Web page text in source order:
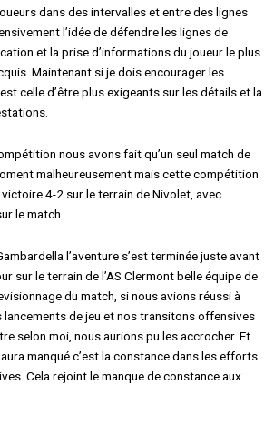
dans des intervalles et entre des lignes
l’idée de défendre les lignes de
et la prise d’informations du joueur le plus
Maintenant si je dois encourager les
celle d’être plus exigeants sur les détails et la
nous avons fait qu’un seul match de
malheureusement mais cette compétition
4-2 sur le terrain de Nivolet, avec
le match.
l’aventure s’est terminée juste avant
sur le terrain de l’AS Clermont belle équipe de
du match, si nous avions réussi à
de jeu et nos transitons offensives
selon moi, nous aurions pu les accrocher. Et
manqué c’est la constance dans les efforts
Cela rejoint le manque de constance aux